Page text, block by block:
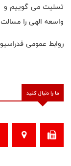
تسلیت می گوییم و
واسعه الهی را
روابط عمومی
ما را دنبال کنید